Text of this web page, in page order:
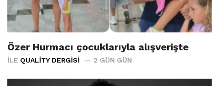
Özer Hurmacı çocuklarıyla alışverişte
İLE QUALITY DERGISI 2 GÜN GÜN